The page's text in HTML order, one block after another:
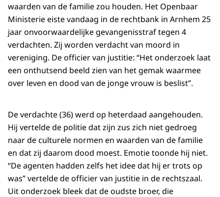
waarden van de familie zou houden. Het Openbaar
Ministerie eiste vandaag in de rechtbank in Arnhem 25
jaar onvoorwaardelijke gevangenisstraf tegen 4
verdachten. Zij worden verdacht van moord in
vereniging. De officier van justitie: “Het onderzoek laat
een onthutsend beeld zien van het gemak waarmee
over leven en dood van de jonge vrouw is beslist”.
De verdachte (36) werd op heterdaad aangehouden.
Hij vertelde de politie dat zijn zus zich niet gedroeg
naar de culturele normen en waarden van de familie
en dat zij daarom dood moest. Emotie toonde hij niet.
“De agenten hadden zelfs het idee dat hij er trots op
was” vertelde de officier van justitie in de rechtszaal.
Uit onderzoek bleek dat de oudste broer, die